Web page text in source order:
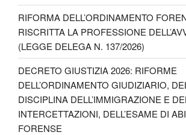
a
n
n
e
l
RIFORMA DELL’ORDINAMENTO
RISCRITTA LA PROFESSIONE
(LEGGE DELEGA N. 137/2026)
DECRETO GIUSTIZIA 2026: RIFORME
DELL’ORDINAMENTO GIUDIZIARIO,
DISCIPLINA DELL’IMMIGRAZIONE E
INTERCETTAZIONI, DELL’ESAME DI
FORENSE